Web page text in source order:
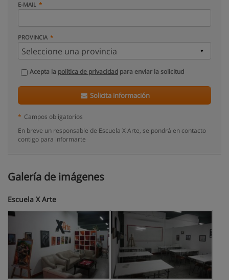
E-MAIL
PROVINCIA
Acepta la política de privacidad para enviar la solicitud
Solicita información
* Campos obligatorios
En breve un responsable de Escuela X Arte, se pondrá en contacto
contigo para informarte
Galería de imágenes
Escuela X Arte